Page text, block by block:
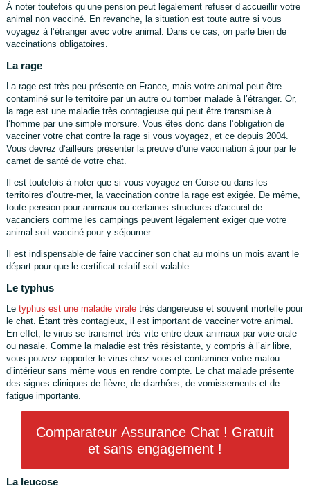
À noter toutefois qu’une pension peut légalement refuser d’accueillir votre
animal non vacciné. En revanche, la situation est toute autre si vous
voyagez à l’étranger avec votre animal. Dans ce cas, on parle bien de
vaccinations obligatoires.
La rage
La rage est très peu présente en France, mais votre animal peut être
contaminé sur le territoire par un autre ou tomber malade à l’étranger. Or,
la rage est une maladie très contagieuse qui peut être transmise à
l’homme par une simple morsure. Vous êtes donc dans l’obligation de
vacciner votre chat contre la rage si vous voyagez, et ce depuis 2004.
Vous devrez d’ailleurs présenter la preuve d’une vaccination à jour par le
carnet de santé de votre chat.
Il est toutefois à noter que si vous voyagez en Corse ou dans les
territoires d’outre-mer, la vaccination contre la rage est exigée. De même,
toute pension pour animaux ou certaines structures d’accueil de
vacanciers comme les campings peuvent légalement exiger que votre
animal soit vacciné pour y séjourner.
Il est indispensable de faire vacciner son chat au moins un mois avant le
départ pour que le certificat relatif soit valable.
Le typhus
Le typhus est une maladie viraletrès dangereuse et souvent mortelle pour
le chat. Étant très contagieux, il est important de vacciner votre animal.
En effet, le virus se transmet très vite entre deux animaux par voie orale
ou nasale. Comme la maladie est très résistante, y compris à l’air libre,
vous pouvez rapporter le virus chez vous et contaminer votre matou
d’intérieur sans même vous en rendre compte. Le chat malade présente
des signes cliniques de fièvre, de diarrhées, de vomissements et de
fatigue importante.
Comparateur Assurance Chat ! Gratuit
et sans engagement !
La leucose